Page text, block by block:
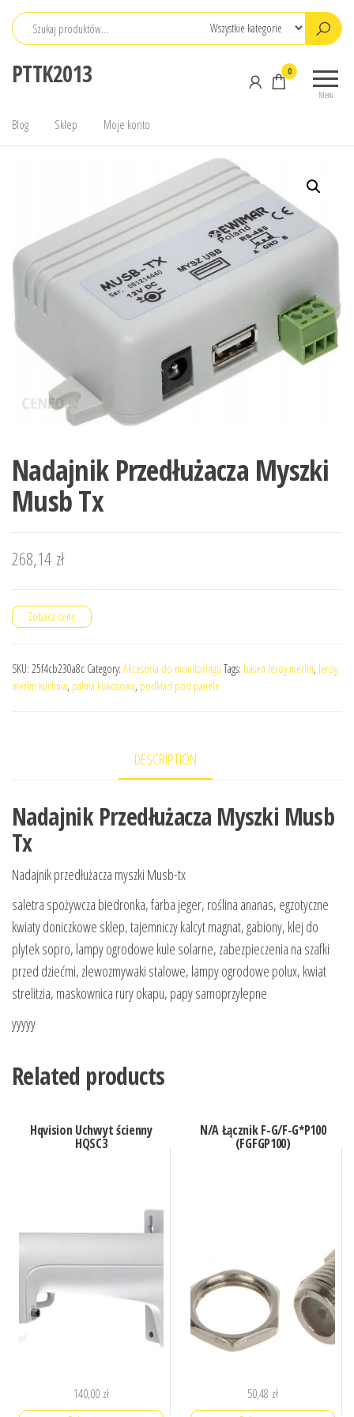
Przejdź
PTTK2013
Menu
0
Blog Sklep Moje konto
Nadajnik Przedłużacza Myszki
Musb Tx
268,14 zł
Zobacz cenę
SKU: 25f4cb230a8c Category: Akcesoria do monitoringu Tags: basen leroy merlin, leroy
merlin kuchnia, palma kokosowa, podkład pod panele
DESCRIPTION
Nadajnik Przedłużacza Myszki Musb
Tx
Nadajnik przedłużacza myszki Musb-tx
saletra spożywcza biedronka, farba jeger, roślina ananas, egzotyczne
kwiaty doniczkowe sklep, tajemniczy kalcyt magnat, gabiony, klej do
plytek sopro, lampy ogrodowe kule solarne, zabezpieczenia na szafki
przed dziećmi, zlewozmywaki stalowe, lampy ogrodowe polux, kwiat
strelitzia, maskownica rury okapu, papy samoprzylepne
yyyyy
Related products
Hqvision Uchwyt ścienny
HQSC3
140,00 zł
N/A Łącznik F-G/F-G*P100
(FGFGP100)
50,48 zł